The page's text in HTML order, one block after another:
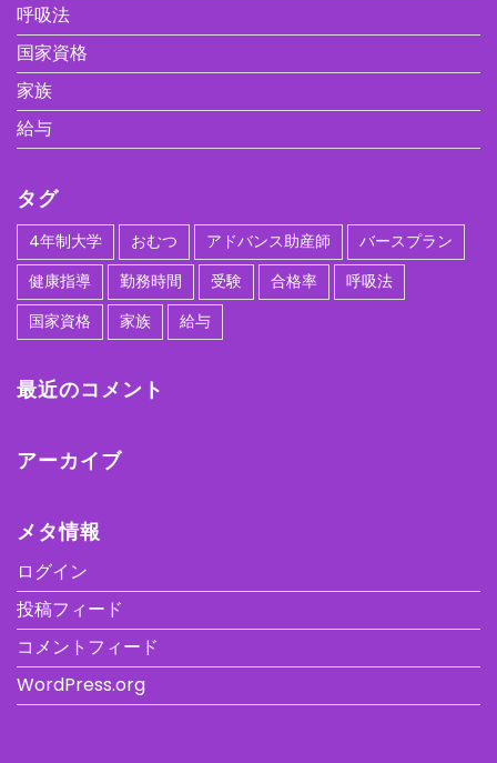
呼吸法
国家資格
家族
給与
タグ
4年制大学 おむつ アドバンス助産師
バースプラン
健康指導
勤務時間 受験 合格率
呼吸法
国家資格
家族 給与
最近のコメント
アーカイブ
メタ情報
ログイン
投稿フィード
コメントフィード
WordPress.org